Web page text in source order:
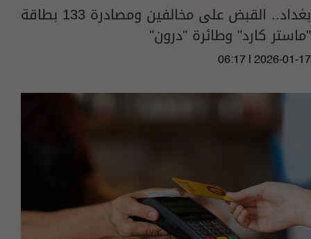
بغداد.. القبض على مخالفين ومصادرة 133 بطاقة
"ماستر كارد" وطائرة "درون"
06:17 | 2026-01-17